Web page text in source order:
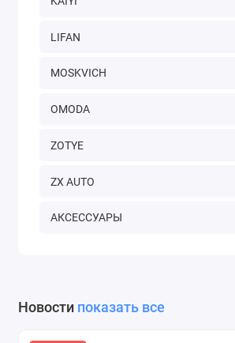
LIFAN
MOSKVICH
OMODA
ZOTYE
ZX AUTO
АКСЕССУАРЫ
Новости показать все